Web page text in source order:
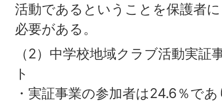
活動であるということを保護者
必要がある。
（2）中学校地域クラブ活動実証
ト
・実証事業の参加者は24.6％で